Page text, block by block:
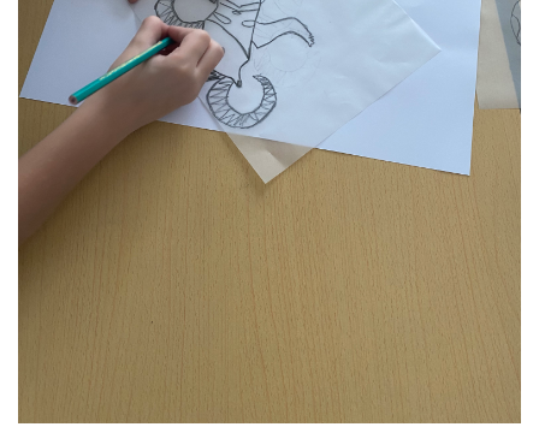
Votre panier est vide.
Revenir à l'Artotek